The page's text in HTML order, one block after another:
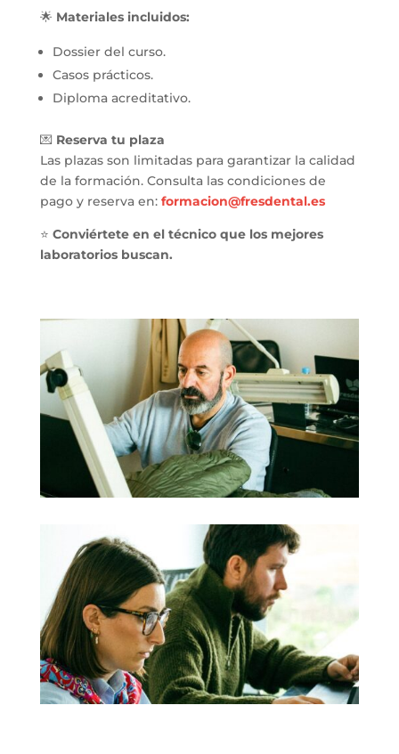
🌟 Materiales incluidos:
Dossier del curso.
Casos prácticos.
Diploma acreditativo.
💌 Reserva tu plaza
Las plazas son limitadas para garantizar la calidad
de la formación. Consulta las condiciones de
pago y reserva en: formacion@fresdental.es
⭐ Conviértete en el técnico que los mejores
laboratorios buscan.